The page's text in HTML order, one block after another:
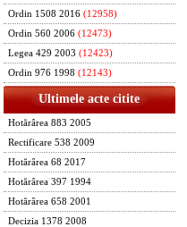
Ordin 1508 2016 (12958)
Ordin 560 2006 (12473)
Legea 429 2003 (12423)
Ordin 976 1998 (12143)
Ultimele acte citite
Hotărârea 883 2005
Rectificare 538 2009
Hotărârea 68 2017
Hotărârea 397 1994
Hotărârea 658 2001
Decizia 1378 2008